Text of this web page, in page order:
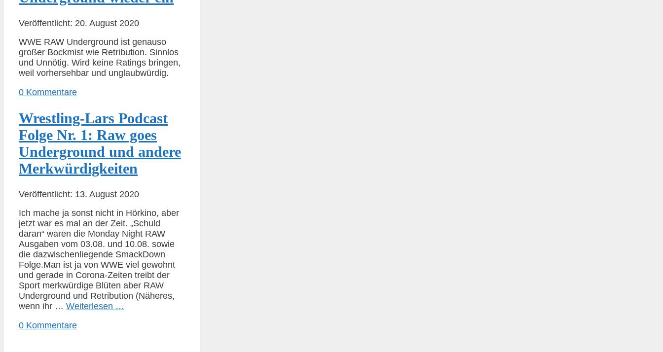
Veröffentlicht: 20. August 2020
WWE RAW Underground ist genauso
großer Bockmist wie Retribution. Sinnlos
und Unnötig. Wird keine Ratings bringen,
weil vorhersehbar und unglaubwürdig.
0 Kommentare
Wrestling-Lars Podcast
Folge Nr. 1: Raw goes
Underground und andere
Merkwürdigkeiten
Veröffentlicht: 13. August 2020
Ich mache ja sonst nicht in Hörkino, aber
jetzt war es mal an der Zeit. „Schuld
daran“ waren die Monday Night RAW
Ausgaben vom 03.08. und 10.08. sowie
die dazwischenliegende SmackDown
Folge.Man ist ja von WWE viel gewohnt
und gerade in Corona-Zeiten treibt der
Sport merkwürdige Blüten aber RAW
Underground und Retribution (Näheres,
wenn ihr … Weiterlesen …
0 Kommentare